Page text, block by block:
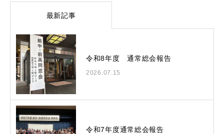
最新記事
令和8年度 通常総会報告
2026.07.15
令和7年度通常総会報告